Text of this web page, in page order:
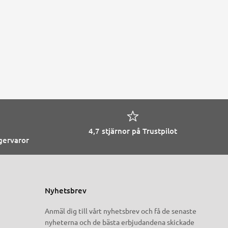
4,7 stjärnor på Trustpilot
Nyhetsbrev
Anmäl dig till vårt nyhetsbrev och få de senaste
nyheterna och de bästa erbjudandena skickade